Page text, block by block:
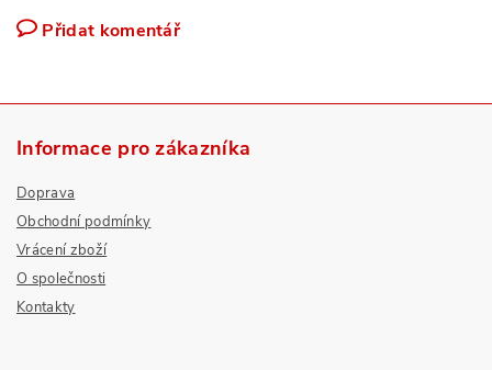
Přidat komentář
Informace pro zákazníka
Doprava
Obchodní podmínky
Vrácení zboží
O společnosti
Kontakty